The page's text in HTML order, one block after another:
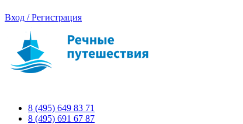
Вход / Регистрация
8 (495) 649 83 71
8 (495) 691 67 87